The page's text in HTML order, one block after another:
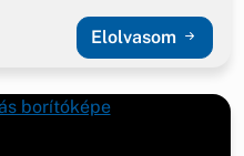
Elolvasom